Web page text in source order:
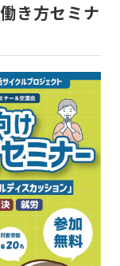
き方セミナ